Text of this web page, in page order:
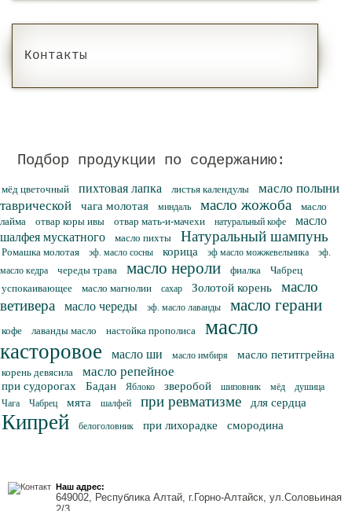
Контакты
Подбор продукции по содержанию:
мёд цветочный пихтовая лапка листья календулы
масло полыни
таврической
чага молотая миндаль масло жожоба
масло
лайма
отвар коры ивы отвар мать-и-мачехи натуральный кофе
масло
шалфея мускатного
масло пихты Натуральный шампунь
Ромашка молотая эф. масло сосны корица эф масло можжевельника
эф.
масло кедра
череды трава масло нероли фиалка
Чабрец
успокаивающее
масло магнолии сахар Золотой корень
масло
ветивера
масло череды эф. масло лаванды масло герани
кофе лаванды масло настойка прополиса
масло
касторовое
масло ши масло имбиря масло петитгрейна
корень девясила масло репейное
при судорогах Бадан Яблоко зверобой шиповник мёд
душица
Чага
Чабрец мята шалфей при ревматизме для сердца
Кипрей белоголовник при лихорадке смородина
Наш адрес:
649002, Республика Алтай, г.Горно-Алтайск, ул.Соловьиная